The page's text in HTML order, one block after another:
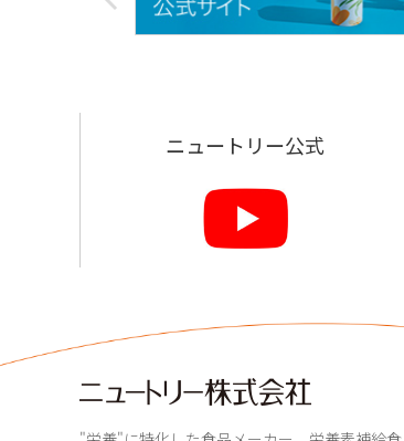
ニュートリー公式